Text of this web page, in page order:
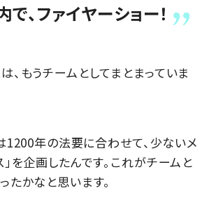
、ファイヤーショー！
、もうチームとしてまとまっていま
1200年の法要に合わせて、少ないメ
」を企画したんです。これがチームと
たかなと思います。